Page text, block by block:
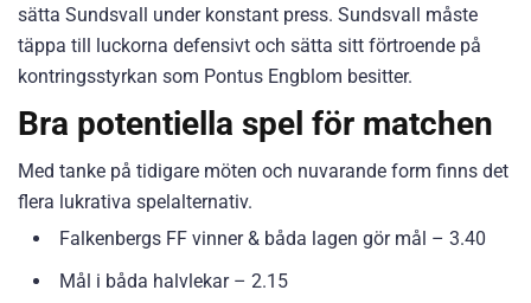
sätta Sundsvall under konstant press. Sundsvall måste
täppa till luckorna defensivt och sätta sitt förtroende på
kontringsstyrkan som Pontus Engblom besitter.
Bra potentiella spel för matchen
Med tanke på tidigare möten och nuvarande form finns det
flera lukrativa spelalternativ.
Falkenbergs FF vinner & båda lagen gör mål – 3.40
Mål i båda halvlekar – 2.15